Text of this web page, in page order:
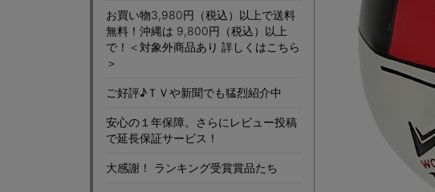
お買い物3,980円（税込）以上で送料
無料！沖縄は 9,800円（税込）以上
で！＜対象外商品あり 詳しくはこちら
＞
ご好評♪ＴＶや新聞でも猛烈紹介中
安心の１年保障。さらにレビュー投稿
で延長保証サービス！
大感謝！ ランキング受賞賞品たち